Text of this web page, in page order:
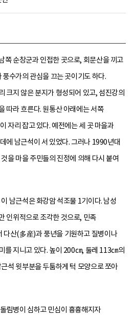
쪽 순창군과 인접한 곳으로, 회문산을 끼고
수가의 관심을 끄는 곳이기도 하다.
크지 않은 분지가 형성되어 있고, 섬진강의
따라 흐른다. 원통산 아래에는 서쪽
자리 잡고 있다. 예전에는 세 곳 마을과
에 남근석이 서 있었다. 그러나 1990년대
을 마을 주민들의 진정에 의해 다시 붙여
남근석은 화강암 석조물 1기이다. 남성
인위적으로 조각한 것으로, 민족
다산(多産)과 풍년을 기원하고 질병이나
를 지니고 있다. 높이 200㎝, 둘레 113㎝의
석 윗부분을 두툼하게 턱 모양으로 쪼아
림병이 심하고 민심이 흉흉해지자